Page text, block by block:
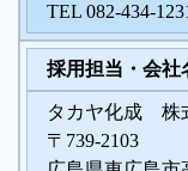
TEL 082-434-
採用担当・会社
タカヤ化成 株
〒739-2103